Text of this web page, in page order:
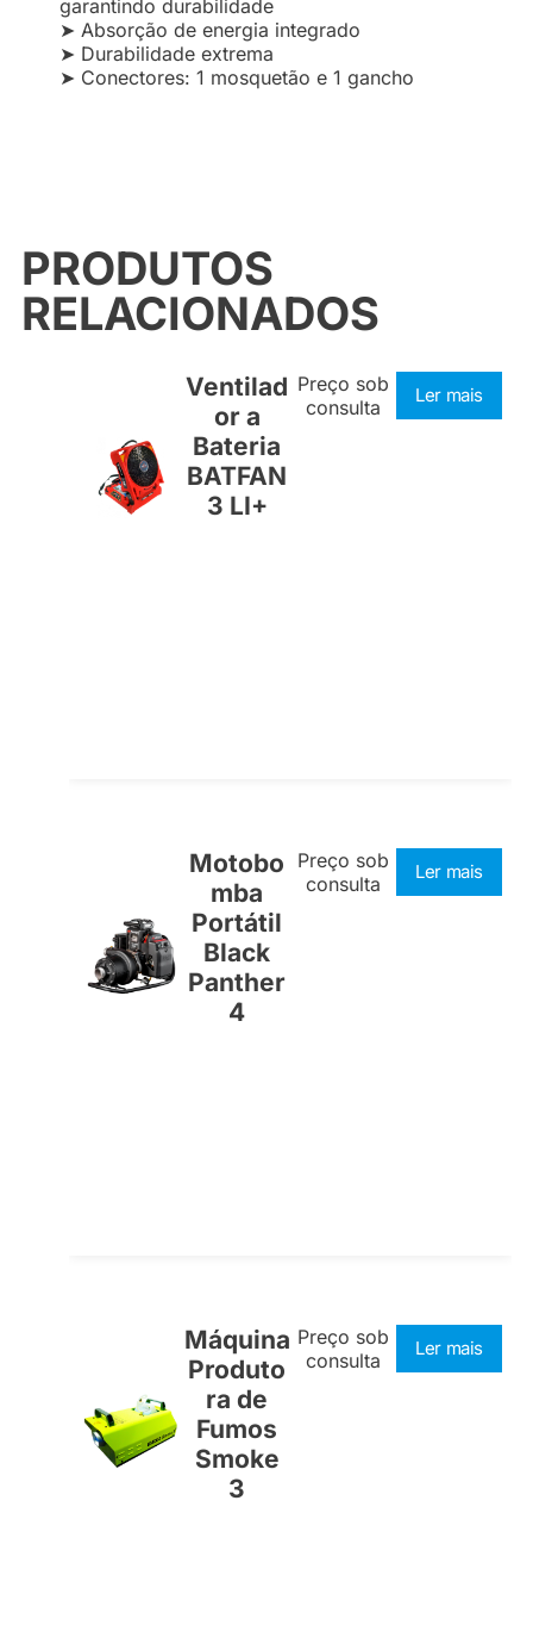
garantindo durabilidade
➤ Absorção de energia integrado
➤ Durabilidade extrema
➤ Conectores: 1 mosquetão e 1 gancho
PRODUTOS
RELACIONADOS
Ventilad
or a
Bateria
BATFAN
3 LI+
Preço sob
consulta
Ler mais
Motobo
mba
Portátil
Black
Panther
4
Preço sob
consulta
Ler mais
Máquina
Produto
ra de
Fumos
Smoke
3
Preço sob
consulta
Ler mais